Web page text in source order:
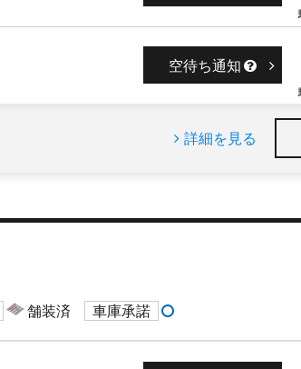
空待ち通知
詳細を見る
舗装済 車庫承諾